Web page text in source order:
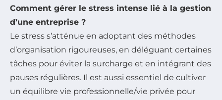
Comment gérer le stress intense lié à la gestion
d’une entreprise ?
Le stress s’atténue en adoptant des méthodes
d’organisation rigoureuses, en déléguant certaines
tâches pour éviter la surcharge et en intégrant des
pauses régulières. Il est aussi essentiel de cultiver
un équilibre vie professionnelle/vie privée pour